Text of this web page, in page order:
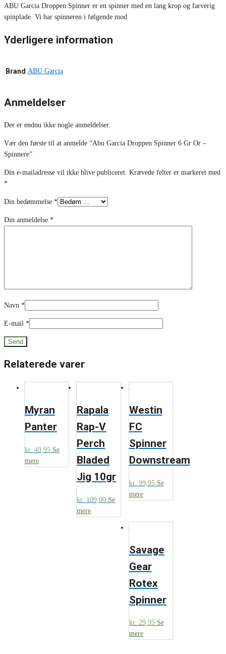
ABU Garcia Droppen Spinner er en spinner med en lang krop og farverig
spinplade. Vi har spinneren i følgende mod
Yderligere information
Brand ABU Garcia
Anmeldelser
Der er endnu ikke nogle anmeldelser.
Vær den første til at anmelde “Abu Garcia Droppen Spinner 6 Gr Or –
Spinnere”
Din e-mailadresse vil ikke blive publiceret. Krævede felter er markeret med
*
Din bedømmelse *
Din anmeldelse *
Navn *
E-mail *
Relaterede varer
Myran
Panter
kr. 49,95 Se
mere
Rapala
Rap-V
Perch
Bladed
Jig 10gr
kr. 109,00 Se
mere
Westin
FC
Spinner
Downstream
kr. 99,95 Se
mere
Savage
Gear
Rotex
Spinner
kr. 29,95 Se
mere